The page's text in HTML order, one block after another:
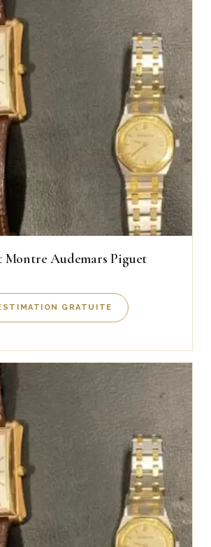
Montre Audemars Piguet
GRATUITE